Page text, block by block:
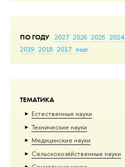
ПО ГОДУ 2027 2026 2025 2024
2019 2018 2017 еще
ТЕМАТИКА
Естественные науки
Тех­ничес­кие науки
Медицинские науки
Сельскохозяйственные науки